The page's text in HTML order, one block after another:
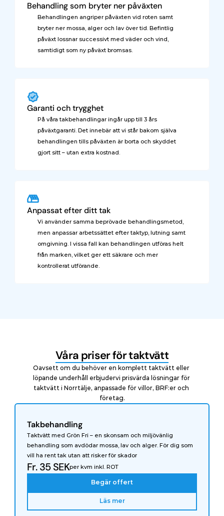
Behandling som bryter ner påväxten
Behandlingen angriper påväxten vid roten samt
bryter ner mossa, alger och lav över tid. Befintlig
påväxt lossnar successivt med väder och vind,
samtidigt som ny påväxt bromsas.
Garanti och trygghet
På våra takbehandlingar ingår upp till 3 års
påväxtgaranti. Det innebär att vi står bakom själva
behandlingen tills påväxten är borta och skyddet
gjort sitt – utan extra kostnad.
Anpassat efter ditt tak
Vi använder samma beprövade behandlingsmetod,
men anpassar arbetssättet efter taktyp, lutning samt
omgivning. I vissa fall kan behandlingen utföras helt
från marken, vilket ger ett säkrare och mer
kontrollerat utförande.
Våra priser för taktvätt
Oavsett om du behöver en komplett taktvätt eller
löpande underhåll erbjudervi prisvärda lösningar för
taktvätt i Norrtälje, anpassade för villor, BRF:er och
företag.
Takbehandling
Taktvätt med Grön Fri – en skonsam och miljövänlig
behandling som avdödar mossa, lav och alger. För dig som
vill ha rent tak utan att risker för skador
Fr. 35 SEKper kvm inkl. ROT
Begär offert
Läs mer